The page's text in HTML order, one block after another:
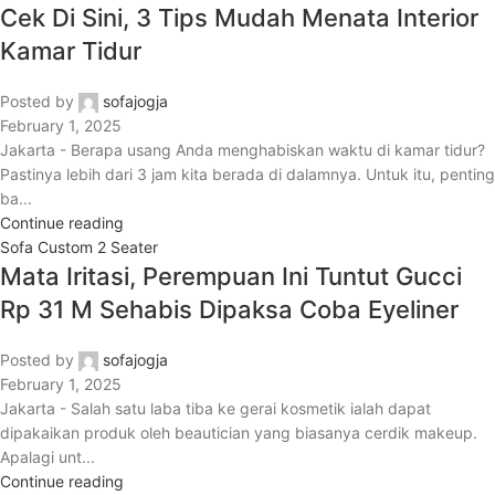
Cek Di Sini, 3 Tips Mudah Menata Interior
Kamar Tidur
Posted by
sofajogja
February 1, 2025
Jakarta - Berapa usang Anda menghabiskan waktu di kamar tidur?
Pastinya lebih dari 3 jam kita berada di dalamnya. Untuk itu, penting
ba...
Continue reading
Sofa Custom 2 Seater
Mata Iritasi, Perempuan Ini Tuntut Gucci
Rp 31 M Sehabis Dipaksa Coba Eyeliner
Posted by
sofajogja
February 1, 2025
Jakarta - Salah satu laba tiba ke gerai kosmetik ialah dapat
dipakaikan produk oleh beautician yang biasanya cerdik makeup.
Apalagi unt...
Continue reading